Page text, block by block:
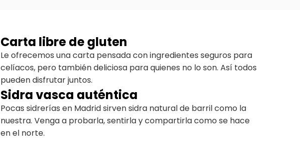
Carta libre de gluten
Le ofrecemos una carta pensada con ingredientes seguros para
celíacos, pero también deliciosa para quienes no lo son. Así todos
pueden disfrutar juntos.
Sidra vasca auténtica
Pocas sidrerías en Madrid sirven sidra natural de barril como la
nuestra. Venga a probarla, sentirla y compartirla como se hace
en el norte.